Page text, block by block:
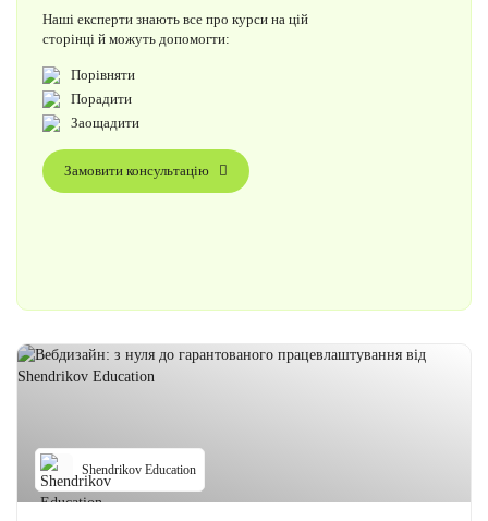
Наші експерти знають все про курси на цій
сторінці й можуть допомогти:
Порівняти
Порадити
Заощадити
Замовити консультацію
Shendrikov Education